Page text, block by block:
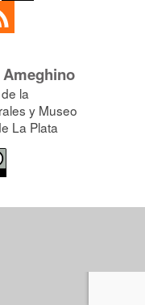
la
y Museo
La Plata